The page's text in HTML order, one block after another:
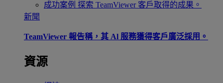
成功案例 探索 TeamViewer 客戶取得的成果。
新聞
TeamViewer 報告稱，其 Al 服務獲得客戶廣泛採用。
資源